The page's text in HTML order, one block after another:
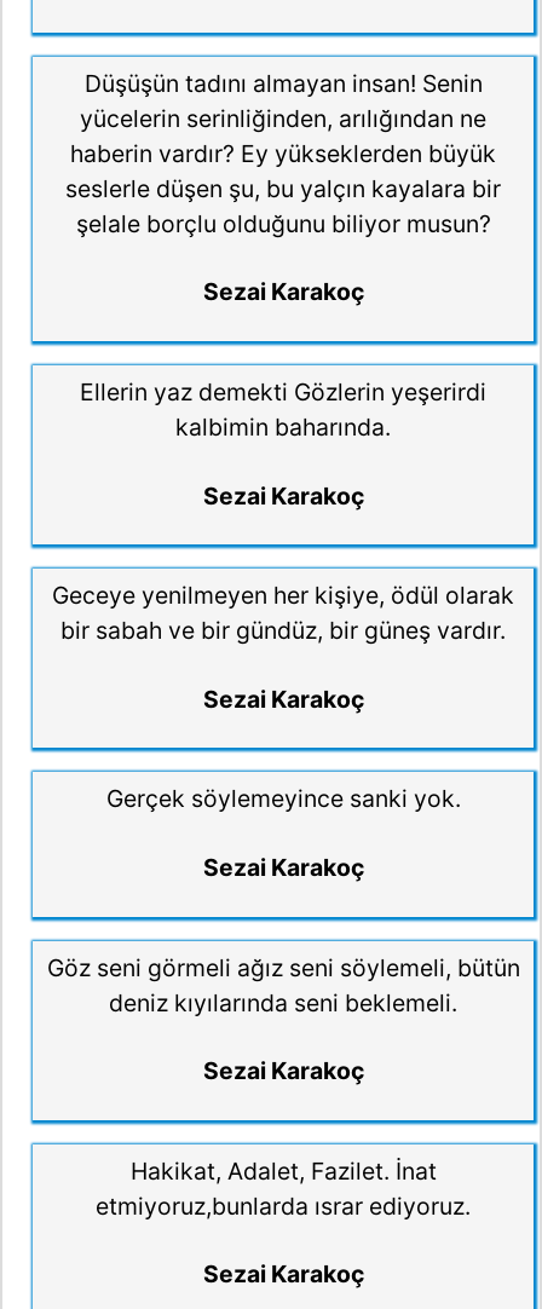
Düşüşün tadını almayan insan! Senin
yücelerin serinliğinden, arılığından ne
haberin vardır? Ey yükseklerden büyük
seslerle düşen şu, bu yalçın kayalara bir
şelale borçlu olduğunu biliyor musun?
Sezai Karakoç
Ellerin yaz demekti Gözlerin yeşerirdi
kalbimin baharında.
Sezai Karakoç
Geceye yenilmeyen her kişiye, ödül olarak
bir sabah ve bir gündüz, bir güneş vardır.
Sezai Karakoç
Gerçek söylemeyince sanki yok.
Sezai Karakoç
Göz seni görmeli ağız seni söylemeli, bütün
deniz kıyılarında seni beklemeli.
Sezai Karakoç
Hakikat, Adalet, Fazilet. İnat
etmiyoruz,bunlarda ısrar ediyoruz.
Sezai Karakoç